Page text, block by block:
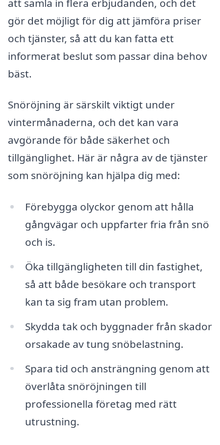
gör det möjligt för dig att jämföra priser
och tjänster, så att du kan fatta ett
informerat beslut som passar dina behov
bäst.
Snöröjning är särskilt viktigt under
vintermånaderna, och det kan vara
avgörande för både säkerhet och
tillgänglighet. Här är några av de tjänster
som snöröjning kan hjälpa dig med:
Förebygga olyckor genom att hålla
gångvägar och uppfarter fria från snö
och is.
Öka tillgängligheten till din fastighet,
så att både besökare och transport
kan ta sig fram utan problem.
Skydda tak och byggnader från skador
orsakade av tung snöbelastning.
Spara tid och ansträngning genom att
överlåta snöröjningen till
professionella företag med rätt
utrustning.